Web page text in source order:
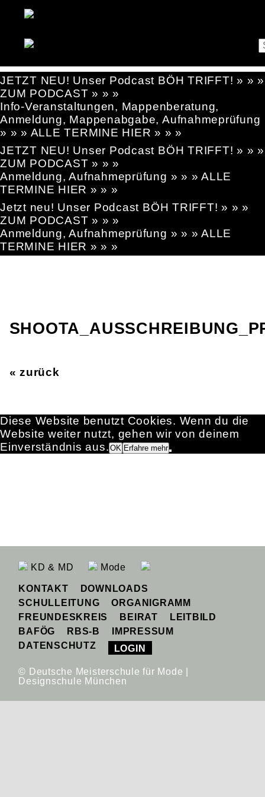
JETZT NEU! Unser Podcast BÖH TRIFFT! » » »
ZUM PODCAST » » »
Info-Veranstaltungen, Mappenberatung,
Anmeldung, Mappenabgabe, Aufnahmeprüfung
» » » ALLE TERMINE HIER » » »
JETZT NEU! Unser Podcast BÖH TRIFFT! » » »
ZUM PODCAST » » »
Anmeldung, Aufnahmeprüfung » » » ALLE
TERMINE HIER » » »
Jetzt neu! Unser Podcast BÖH TRIFFT! » » »
ZUM PODCAST » » »
Anmeldung, Aufnahmeprüfung » » » ALLE
TERMINE HIER » » »
« zurück
KD & MD Mode
KONTAKT
DOWNLOADS
SCHULLEITUNG
ORGANIGRAMM
FREUNDESKREIS
BEIRAT
LEITBILD
BAFÖG
RBS-B
IMPRESSUM
DATENSCHUTZ
LOGIN
© Deutsche Meisterschule für Mode |
Designschule München
Diese Website benutzt Cookies. Wenn du die
Website weiter nutzt, gehen wir von deinem
Einverständnis aus.OK Erfahre mehr